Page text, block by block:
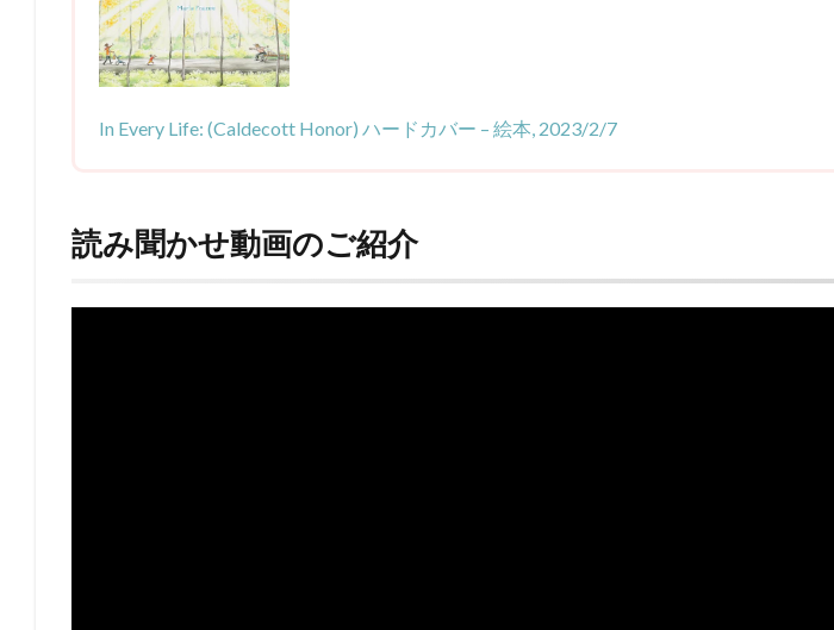
In Every Life: (Caldecott Honor) ハードカバー – 絵本, 2023/2/7
読み聞かせ動画のご紹介